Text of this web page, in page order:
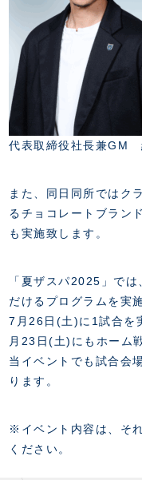
代表取締役社長兼GM
また、同日同所ではク
るチョコレートブラン
も実施致します。
「夏ザスパ2025」で
だけるプログラムを実
7月26日(土)に1試合を
月23日(土)にもホーム
当イベントでも試合会
ります。
※イベント内容は、そ
ください。